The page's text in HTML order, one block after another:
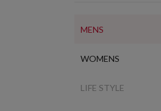
MENS
WOMENS
LIFE STYLE